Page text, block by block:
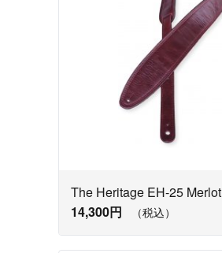
The Heritage EH-25 Merlot
14,300円
（税込）